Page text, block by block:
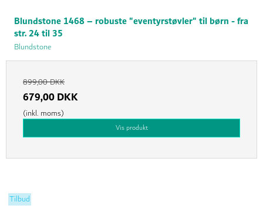
Blundstone 1468 – robuste "eventyrstøvler" til børn - fra
str. 24 til 35
Blundstone
899,00 DKK
679,00 DKK
(inkl. moms)
Vis produkt
Tilbud